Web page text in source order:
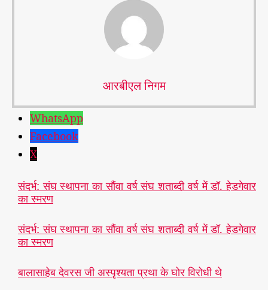
आरबीएल निगम
WhatsApp
Facebook
X
संदर्भ: संघ स्थापना का सौंवा वर्ष संघ शताब्दी वर्ष में डॉ. हेडगेवार
का स्मरण
संदर्भ: संघ स्थापना का सौंवा वर्ष संघ शताब्दी वर्ष में डॉ. हेडगेवार
का स्मरण
बालासाहेब देवरस जी अस्पृश्यता प्रथा के घोर विरोधी थे